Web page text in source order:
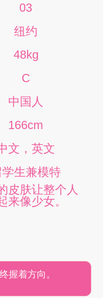
03
纽约
48kg
C
中国人
166cm
文，英文
学生兼模特
皮肤让整个人
来像少女。
握着方向。